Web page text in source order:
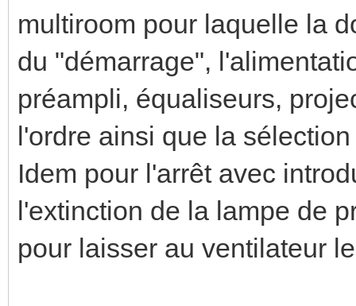
multiroom pour laquelle la
du "démarrage",
préampli, équaliseurs,
l'ordre ainsi que la
Idem pour l'arrêt avec
l'extinction de la lampe de
pour laisser au ventilateur